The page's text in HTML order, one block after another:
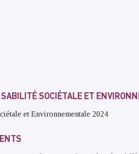
SOCIÉTALE ET
et Environnementale 2024